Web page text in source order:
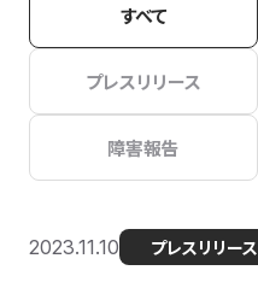
すべて
プレスリリース
障害報告
2023.11.10 プレスリリース